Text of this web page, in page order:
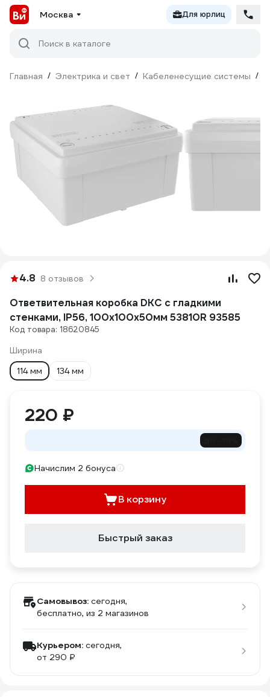
Москва Для юрлиц
Поиск в каталоге
Главная / Электрика и свет / Кабеленесущие системы /
4.8 8 отзывов
Ответвительная коробка DKC с гладкими
стенками, IP56, 100x100x50мм 53810R 93585
Код товара: 18620845
Ширина
114 мм
134 мм
220 ₽
Начислим 2 бонуса
В корзину
Быстрый заказ
Самовывоз: сегодня,
бесплатно, из 2 магазинов
Курьером: сегодня,
от 290 ₽